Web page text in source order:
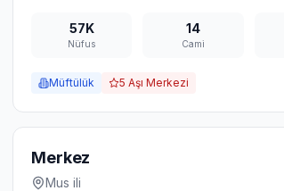
57K
Nüfus
14
Cami
Müftülük 5 Aşı Merkezi
Merkez
Mus ili